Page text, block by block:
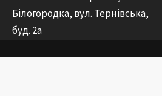
Білогородка, вул. Тернівська,
буд. 2а